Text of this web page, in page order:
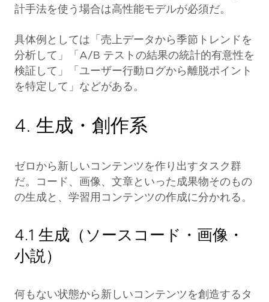
計手法を使う場合は高性能モデルが必須だ。
具体例としては「売上データから季節トレンドを
分析して」「A/B テストの結果の統計的有意性を
検証して」「ユーザー行動ログから離脱ポイント
を特定して」などがある。
4. 生成・創作系
ゼロから新しいコンテンツを作り出すタスク群
だ。コード、画像、文章といった成果物そのもの
の生成と、学習用コンテンツの作成に分かれる。
4.1 生成（ソースコード・画像・
小説）
何もない状態から新しいコンテンツを創造するタ